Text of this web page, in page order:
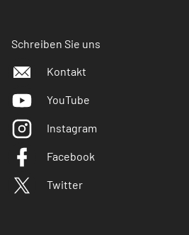
Schreiben Sie uns
Kontakt
YouTube
Instagram
Facebook
Twitter